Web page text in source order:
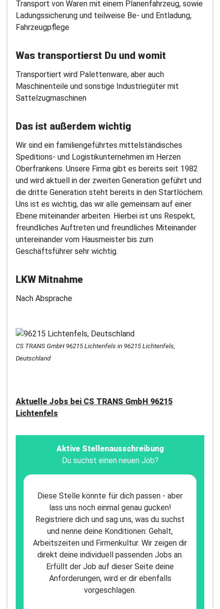
Transport von Waren mit einem Planenfahrzeug, sowie
Ladungssicherung und teilweise Be- und Entladung,
Fahrzeugpflege
Was transportierst Du und womit
Transportiert wird Palettenware, aber auch
Maschinenteile und sonstige Industriegüter mit
Sattelzugmaschinen
Das ist außerdem wichtig
Wir sind ein familiengeführtes mittelständisches
Speditions- und Logistikunternehmen im Herzen
Oberfrankens. Unsere Firma gibt es bereits seit 1982
und wird aktuell in der zweiten Generation geführt und
die dritte Generation steht bereits in den Startlöchern.
Uns ist es wichtig, das wir alle gemeinsam auf einer
Ebene miteinander arbeiten. Hierbei ist uns Respekt,
freundliches Auftreten und freundliches Miteinander
untereinander vom Hausmeister bis zum
Geschäftsführer sehr wichtig.
LKW Mitnahme
Nach Absprache
CS TRANS GmbH 96215 Lichtenfels in 96215 Lichtenfels,
Deutschland
Aktuelle Jobs bei CS TRANS GmbH 96215
Lichtenfels
Aktive Stellenausschreibung
Du suchst einen neuen Job?
Diese Stelle könnte für dich passen - aber
lass uns noch einmal genau gucken!
Registriere dich und sag uns, was du suchst
und nenne deine Konditionen: Gehalt,
Arbeitszeiten und Firmenkultur. Wir zeigen dir
direkt deine individuell passenden Jobs an.
Erfüllt der Job auf dieser Seite deine
Anforderungen, wird er dir ebenfalls
vorgeschlagen.